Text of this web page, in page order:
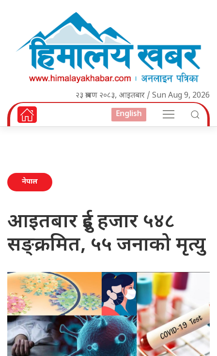
२३ श्रावण २०८३, आइतबार / Sun Aug 9, 2026
English
नेपाल
आइतबार दुई हजार ५४८
सङ्क्रमित, ५५ जनाको मृत्यु